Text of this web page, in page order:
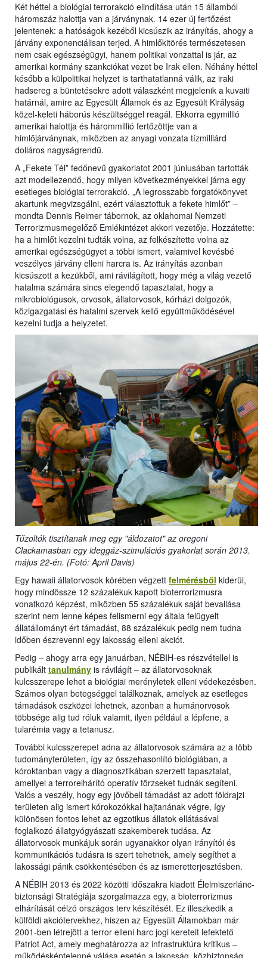
Két héttel a biológiai terrorakció elindítása után 15 államból
háromszáz halottja van a járványnak. 14 ezer új fertőzést
jelentenek: a hatóságok kezéből kicsúszik az irányítás, ahogy a
járvány exponenciálisan terjed. A himlőkitörés természetesen
nem csak egészségügyi, hanem politikai vonzattal is jár, az
amerikai kormány szankciókat vezet be Irak ellen. Néhány héttel
később a külpolitikai helyzet is tarthatatlanná válik, az iraki
hadsereg a büntetésekre adott válaszként megjelenik a kuvaiti
határnál, amire az Egyesült Államok és az Egyesült Királyság
közel-keleti háborús készültséggel reagál. Ekkorra egymillió
amerikai halottja és hárommillió fertőzöttje van a
himlőjárványnak, miközben az anyagi vonzata tízmilliárd
dolláros nagyságrendű.
A „Fekete Tél” fedőnevű gyakorlatot 2001 júniusában tartották
azt modellezendő, hogy milyen következményekkel járna egy
esetleges biológiai terrorakció. „A legrosszabb forgatókönyvet
akartunk megvizsgálni, ezért választottuk a fekete himlőt” –
mondta Dennis Reimer tábornok, az oklahomai Nemzeti
Terrorizmusmegelőző Emlékintézet akkori vezetője. Hozzátette:
ha a himlőt kezelni tudták volna, az felkészítette volna az
amerikai egészségügyet a többi ismert, valamivel kevésbé
veszélyes járvány elleni harcra is. Az irányítás azonban
kicsúszott a kezükből, ami rávilágított, hogy még a világ vezető
hatalma számára sincs elegendő tapasztalat, hogy a
mikrobiológusok, orvosok, állatorvosok, kórházi dolgozók,
közigazgatási és hatalmi szervek kellő együttműködésével
kezelni tudja a helyzetet.
Tűzoltók tisztítanak meg egy "áldozatot" az oregoni
Clackamasban egy ideggáz-szimulációs gyakorlat során 2013.
május 22-én. (Fotó: April Davis)
Egy hawaii állatorvosok körében végzett felmérésből kiderül,
hogy mindössze 12 százalékuk kapott bioterrorizmusra
vonatkozó képzést, miközben 55 százalékuk saját bevallása
szerint nem lenne képes felismerni egy általa felügyelt
állatállományt ért támadást, 88 százalékuk pedig nem tudna
időben észrevenni egy lakosság elleni akciót.
Pedig – ahogy arra egy januárban, NÉBIH-es részvétellel is
publikált tanulmány is rávilágít – az állatorvosoknak
kulcsszerepe lehet a biológiai merényletek elleni védekezésben.
Számos olyan betegséggel találkoznak, amelyek az esetleges
támadások eszközei lehetnek, azonban a humánorvosok
többsége alig tud róluk valamit, ilyen például a lépfene, a
tularémia vagy a tetanusz.
További kulcsszerepet adna az állatorvosok számára az a több
tudományterületen, így az összehasonlító biológiában, a
kóroktanban vagy a diagnosztikában szerzett tapasztalat,
amellyel a terrorelhárító operatív törzseket tudnák segíteni.
Valós a veszély, hogy egy jövőbeli támadást az adott földrajzi
területen alig ismert kórokozókkal hajtanának végre, így
különösen fontos lehet az egzotikus állatok ellátásával
foglalkozó állatgyógyászati szakemberek tudása. Az
állatorvosok munkájuk során ugyanakkor olyan irányítói és
kommunikációs tudásra is szert tehetnek, amely segíthet a
lakossági pánik csökkentésében és az ismeretterjesztésben.
A NÉBIH 2013 és 2022 közötti időszakra kiadott Élelmiszerlánc-
biztonsági Stratégiája szorgalmazza egy, a bioterrorizmus
elhárítását célzó országos terv készítését. Ez illeszkedik a
külföldi akciótervekhez, hiszen az Egyesült Államokban már
2001-ben létrejött a terror elleni harc jogi kereteit lefektető
Patriot Act, amely meghatározza az infrastruktúra kritikus –